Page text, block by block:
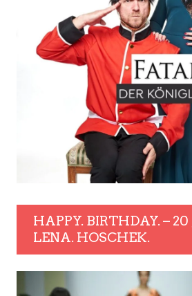
HAPPY. BIRTHDAY. – 20
LENA. HOSCHEK.